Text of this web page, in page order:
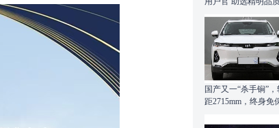
国产又一“杀手锏”，
距2715mm，终身免